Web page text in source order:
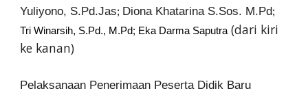
Yuliyono, S.Pd.Jas; Diona Khatarina S.Sos. M.Pd;
Tri Winarsih, S.Pd., M.Pd; Eka Darma Saputra(dari kiri
ke kanan)
Pelaksanaan Penerimaan Peserta Didik Baru